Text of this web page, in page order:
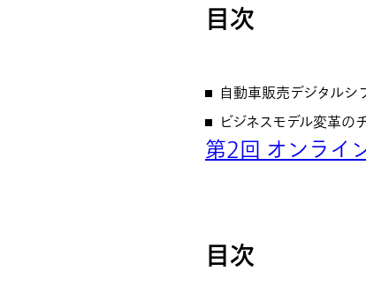
目次
自動車販売デジタル
ビジネスモデル変革
第2回 オンライ
目次